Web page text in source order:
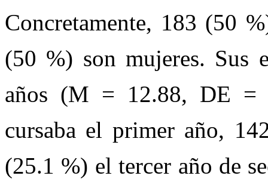
Concretamente, 183 (50
(50 %) son mujeres. Sus
años (M = 12.88, DE =
cursaba el primer año,
(25.1 %) el tercer año de